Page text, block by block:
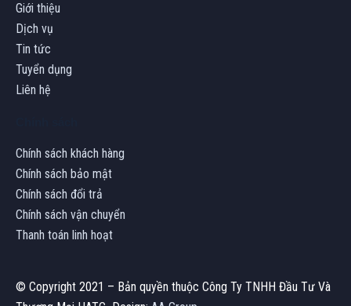
Giới thiệu
Dịch vụ
Tin tức
Tuyển dụng
Liên hệ
Chính sách khách hàng
Chính sách bảo mật
Chính sách đổi trả
Chính sách vận chuyển
Thanh toán linh hoạt
© Copyright 2021 – Bản quyền thuộc Công Ty TNHH Đầu Tư Và